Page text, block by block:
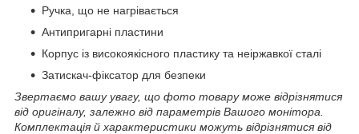
Ручка, що не нагрівається
Антипригарні пластини
Корпус із високоякісного пластику та неіржавкої сталі
Затискач-фіксатор для безпеки
Звертаємо вашу увагу, що фото товару може відрізнятися
від оригіналу, залежно від параметрів Вашого монітора.
Комплектація й характеристики можуть відрізнятися від